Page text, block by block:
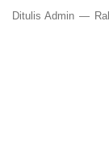
Ditulis Admin